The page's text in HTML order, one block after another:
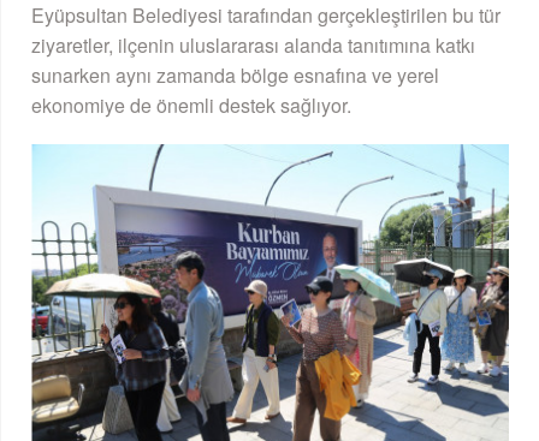
Eyüpsultan Belediyesi tarafından gerçekleştirilen bu tür
ziyaretler, ilçenin uluslararası alanda tanıtımına katkı
sunarken aynı zamanda bölge esnafına ve yerel
ekonomiye de önemli destek sağlıyor.